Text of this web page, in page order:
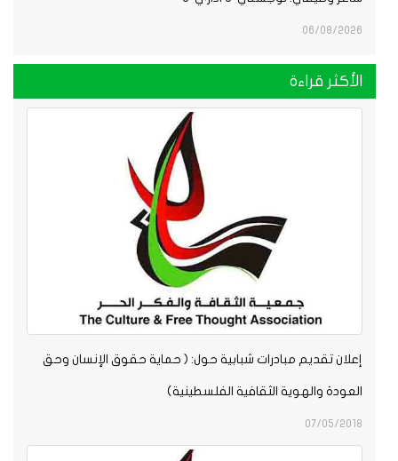
06/08/2026
الأكثر قراءة
إعلان تقديم مبادرات شبابية حول: ( حماية حقوق الإنسان وحق
العودة والهوية الثقافية الفلسطينية)
07/05/2018